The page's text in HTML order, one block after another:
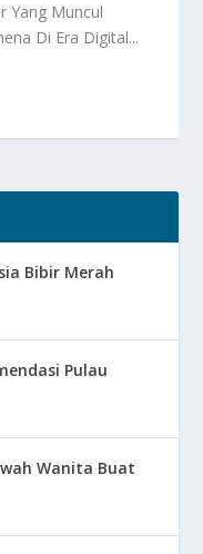
Yang Muncul
Di Era Digital...
Bibir Merah
Pulau
Wanita Buat